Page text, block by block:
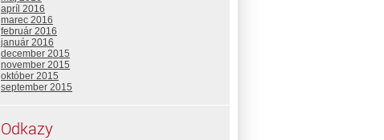
apríl 2016
marec 2016
február 2016
január 2016
december 2015
november 2015
október 2015
september 2015
Odkazy